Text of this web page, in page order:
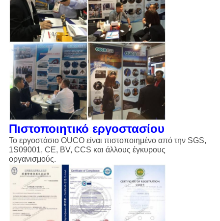
Πιστοποιητικό εργοστασίου
Το εργοστάσιο OUCO είναι πιστοποιημένο από την SGS,
1S09001, CE, BV, CCS και άλλους έγκυρους
οργανισμούς.